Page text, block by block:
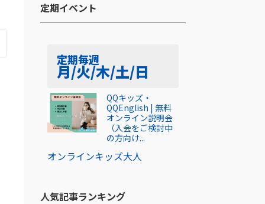
定期イベント​
定期毎週
月/火/木/土/日
オンラインキッズ大人
QQキッズ・
QQEnglish | 無料
オンライン説明会
（入会をご検討中
の方向け...
人気記事ランキング​